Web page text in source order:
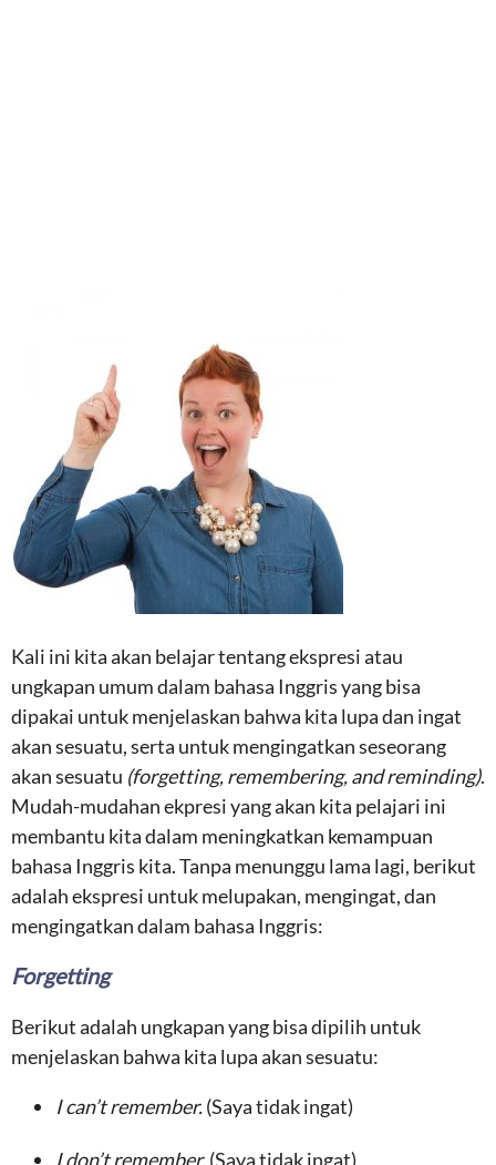
Kali ini kita akan belajar tentang ekspresi atau
ungkapan umum dalam bahasa Inggris yang bisa
dipakai untuk menjelaskan bahwa kita lupa dan ingat
akan sesuatu, serta untuk mengingatkan seseorang
akan sesuatu (forgetting, remembering, and reminding).
Mudah-mudahan ekpresi yang akan kita pelajari ini
membantu kita dalam meningkatkan kemampuan
bahasa Inggris kita. Tanpa menunggu lama lagi, berikut
adalah ekspresi untuk melupakan, mengingat, dan
mengingatkan dalam bahasa Inggris:
Forgetting
Berikut adalah ungkapan yang bisa dipilih untuk
menjelaskan bahwa kita lupa akan sesuatu:
I can’t remember.(Saya tidak ingat)
I don’t remember.(Saya tidak ingat)